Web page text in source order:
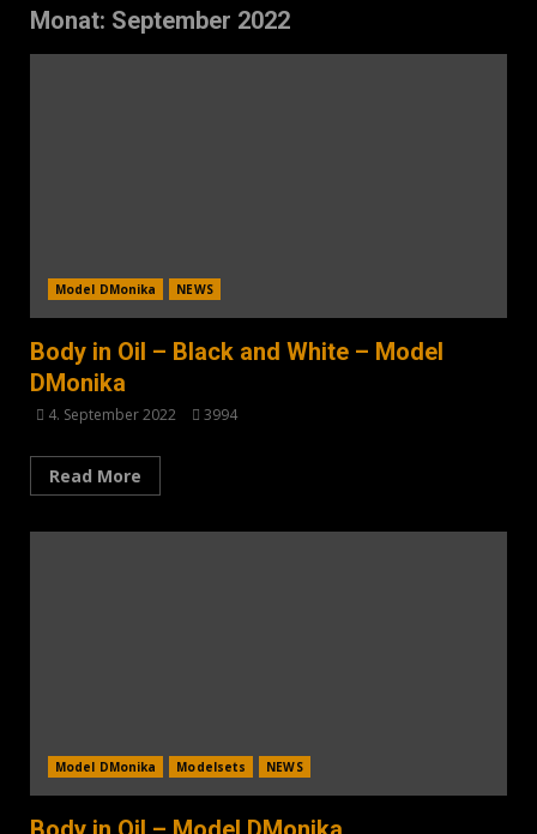
Monat: September 2022
Model DMonika NEWS
Body in Oil – Black and White – Model
DMonika
4. September 2022 3994
Read More
Model DMonika Modelsets NEWS